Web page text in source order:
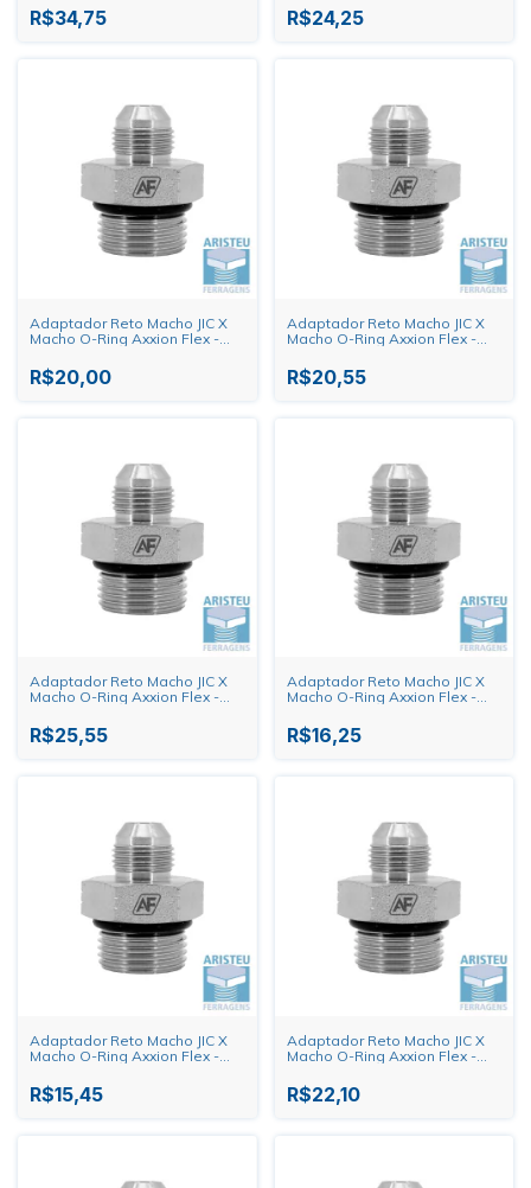
R$34,75 R$24,25
Adaptador Reto Macho JIC X
Macho O-Ring Axxion Flex -
R$20,00
Adaptador Reto Macho JIC X
Macho O-Ring Axxion Flex -
R$20,55
Adaptador Reto Macho JIC X
Macho O-Ring Axxion Flex -
R$25,55
Adaptador Reto Macho JIC X
Macho O-Ring Axxion Flex -
R$16,25
Adaptador Reto Macho JIC X
Macho O-Ring Axxion Flex -
R$15,45
Adaptador Reto Macho JIC X
Macho O-Ring Axxion Flex -
R$22,10